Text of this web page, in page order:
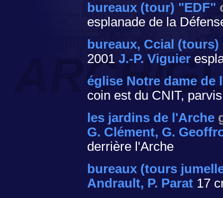
bureaux (tour) "EDF"
esplanade de la
bureaux, Ccial
2001 J.-P. Viguier
église Notre dame de
coin est du CNIT,
les jardins de l'Arche
G. Clément, G.
derrière l'Arche
bureaux (tours
Andrault, P. Parat 17